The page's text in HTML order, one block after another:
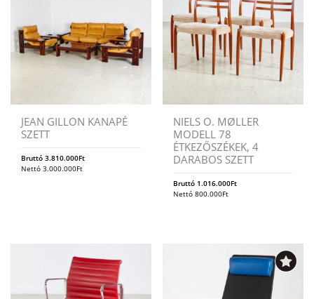
JEAN GILLON KANAPÉ
SZETT
Bruttó 3.810.000Ft
Nettó 3.000.000Ft
NIELS O. MØLLER
MODELL 78
ÉTKEZŐSZÉKEK, 4
DARABOS SZETT
Bruttó 1.016.000Ft
Nettó800.000Ft